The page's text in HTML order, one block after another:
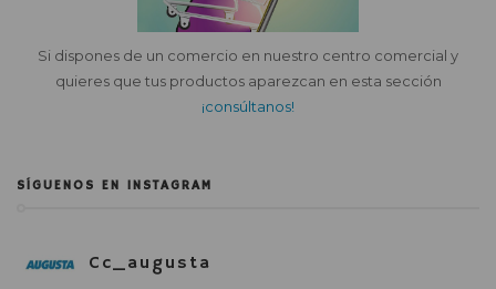
Si dispones de un comercio en nuestro centro comercial y
quieres que tus productos aparezcan en esta sección
¡consúltanos!
SÍGUENOS EN INSTAGRAM
Cc_augusta